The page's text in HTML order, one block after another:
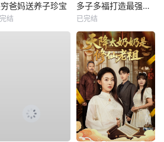
爸妈送养子珍宝
结
多子多福打造最强修仙家族
已完结